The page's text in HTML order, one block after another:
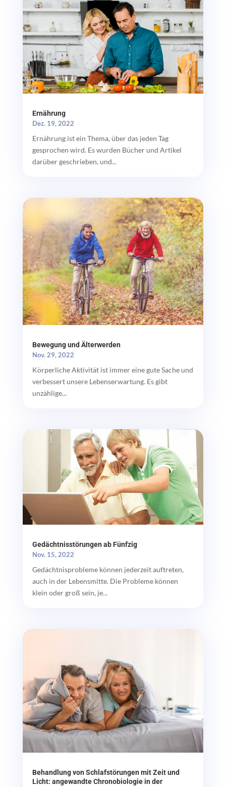
Ernährung
Dez. 19, 2022
Ernährung ist ein Thema, über das jeden Tag
gesprochen wird. Es wurden Bücher und Artikel
darüber geschrieben, und...
Bewegung und Älterwerden
Nov. 29, 2022
Körperliche Aktivität ist immer eine gute Sache und
verbessert unsere Lebenserwartung. Es gibt
unzählige...
Gedächtnisstörungen ab Fünfzig
Nov. 15, 2022
Gedächtnisprobleme können jederzeit auftreten,
auch in der Lebensmitte. Die Probleme können
klein oder groß sein, je...
Behandlung von Schlafstörungen mit Zeit und
Licht: angewandte Chronobiologie in der